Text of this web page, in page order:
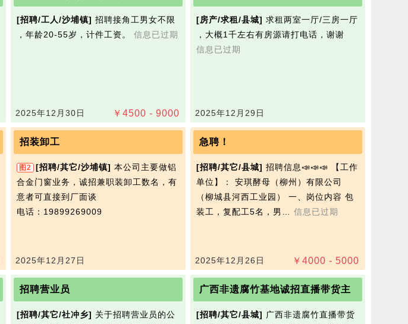
[招聘/工人/沙埔镇] 招聘接角工男女不限
，年龄20-55岁，计件工资。 信息已过期
￥ 4500 - 9000
2025年12月30日
[房产/求租/县城] 求租两室一厅/三房一厅
，大概1千左右有房源请打电话，谢谢
信息已过期
2025年12月29日
招装卸工
图2 [招聘/其它/沙埔镇] 本公司主要做铝
合金门窗业务，诚招兼职装卸工数名，有
意者可直接到厂面谈
电话：19899269009
2025年12月27日
急聘！
[招聘/其它/县城] 招聘信息📣📣📣 【工作
单位】： 安琪‭酵母（柳州）有限公司
（柳城县河西工业园） 一、岗位内容 包
装工，复配工5名，男… 信息已过期
￥ 4000 - 5000
2025年12月26日
招聘营业员
[招聘/其它/社冲乡] 关于招聘营业员的公
广西非遗腐竹基地诚招直播带货主
[招聘/其它/县城] 广西非遗腐竹直播带货